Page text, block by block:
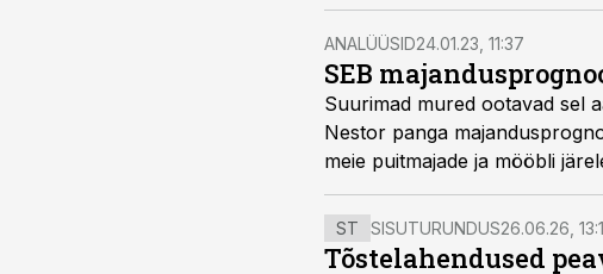
ANALÜÜSID24.01.23, 11:37
SEB
Suurimad mured ootavad sel
Nestor panga
meie puitmajade ja mööbli
ST SISUTURUNDUS26.06.26,
Tõstelahendused